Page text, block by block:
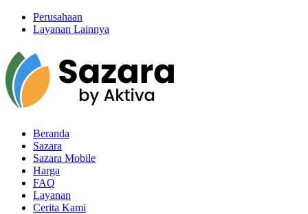
Perusahaan
Layanan Lainnya
Beranda
Sazara
Sazara Mobile
Harga
FAQ
Layanan
Cerita Kami